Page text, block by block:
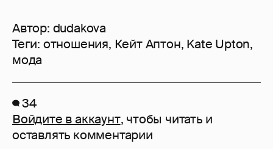
Автор: dudakova
Теги: отношения, Кейт Аптон, Kate Upton,
мода
34
Войдите в аккаунт, чтобы читать и
оставлять комментарии